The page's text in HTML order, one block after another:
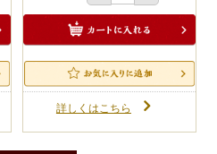
詳しくはこちら